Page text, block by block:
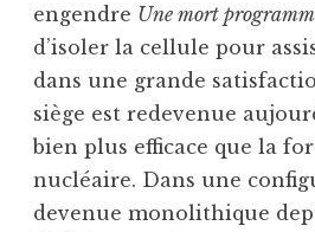
engendre Une mort
d’isoler la cellule pour
dans une grande
siège est redevenue
bien plus efficace que la
nucléaire. Dans une
devenue monolithique